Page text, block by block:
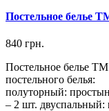
Постельное белье
840 грн.
Постельное белье
постельного белья:
полуторный:
– 2 шт. двуспальный: